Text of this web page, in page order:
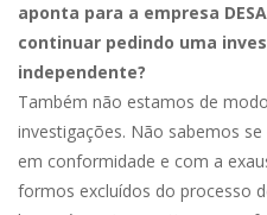
aponta para a empresa
continuar pedindo uma
independente?
Também não estamos de
investigações. Não sabemos
em conformidade e com a
formos excluídos do processo